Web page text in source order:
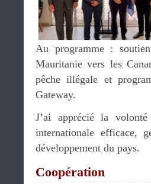
Au programme :
Mauritanie vers les
pêche illégale et
Gateway.
J’ai apprécié la
internationale efficace,
développement du pays.
Coopération